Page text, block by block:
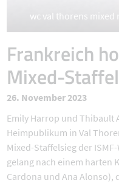
wc val thorens mixed
Frankreich
Mixed-
26. November 2023
Emily Harrop und Thibault
Heimpublikum in Val
Mixed-Staffelsieg der
gelang nach einem harten
Cardona und Ana Alonso),